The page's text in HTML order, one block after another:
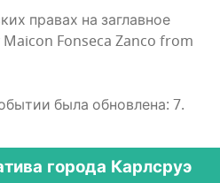
правах на заглавное
Fonseca Zanco from
была обновлена: 7.
города Карлсруэ